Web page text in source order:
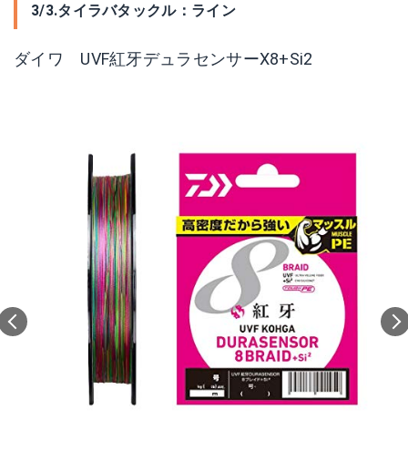
3/3.タイラバタックル：ライン
ダイワ UVF紅牙デュラセンサーX8+Si2